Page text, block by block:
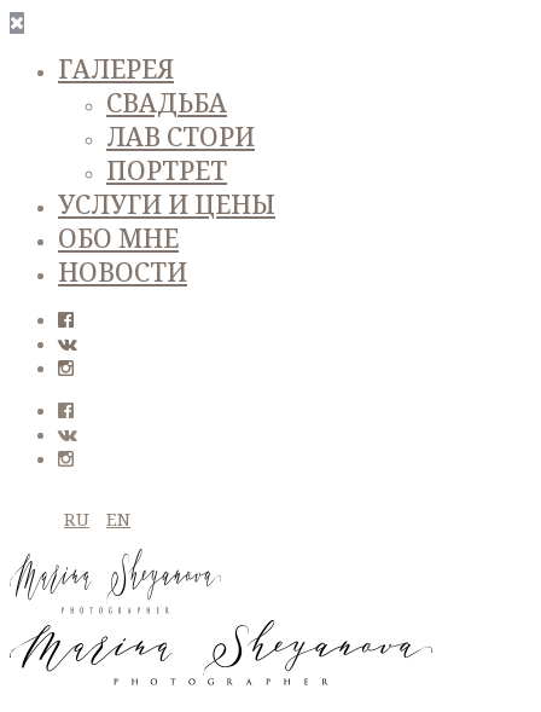
ГАЛЕРЕЯ
СВАДЬБА
ЛАВ СТОРИ
ПОРТРЕТ
УСЛУГИ И ЦЕНЫ
ОБО МНЕ
НОВОСТИ
RU EN